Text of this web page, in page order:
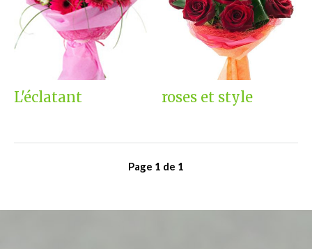
L'éclatant roses et style
Page 1 de 1